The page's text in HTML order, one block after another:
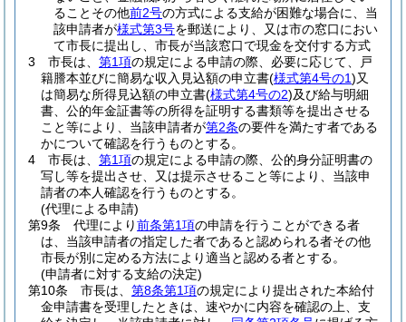
ることその他前2号の方式による支給が困難な場合に、当
該申請者が様式第3号を郵送により、又は市の窓口におい
て市長に提出し、市長が当該窓口で現金を交付する方式
3
市長は、 第1項の規定による申請の際、必要に応じて、戸
籍謄本並びに簡易な収入見込額の申立書(様式第4号の1)又
は簡易な所得見込額の申立書(様式第4号の2)及び給与明細
書、公的年金証書等の所得を証明する書類等を提出させる
こと等により、当該申請者が第2条の要件を満たす者である
かについて確認を行うものとする。
4
市長は、 第1項の規定による申請の際、公的身分証明書の
写し等を提出させ、又は提示させること等により、当該申
請者の本人確認を行うものとする。
(代理による申請)
第9条
代理により前条第1項の申請を行うことができる者
は、当該申請者の指定した者であると認められる者その他
市長が別に定める方法により適当と認める者とする。
(申請者に対する支給の決定)
第10条
市長は、 第8条第1項の規定により提出された本給付
金申請書を受理したときは、速やかに内容を確認の上、支